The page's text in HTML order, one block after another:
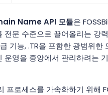
Name API 모듈은
전문 수준으로 끌어올리는 강
기능, .TR을 포함한 광범위한
운영을 중앙에서 관리하려는
프로세스를 가속화하기 위해